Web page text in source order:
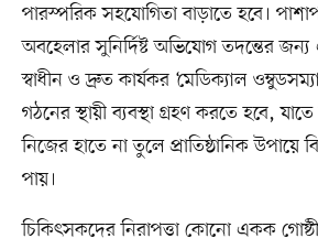
পারস্পরিক সহযোগিতা বাড়াতে হবে।
অবহেলার সুনির্দিষ্ট অভিযোগ তদন্তের
স্বাধীন ও দ্রুত কার্যকর ‘মেডিক্যাল
গঠনের স্থায়ী ব্যবস্থা গ্রহণ করতে হবে,
নিজের হাতে না তুলে প্রাতিষ্ঠানিক উপায়ে
পায়।
চিকিৎসকদের নিরাপত্তা কোনো একক